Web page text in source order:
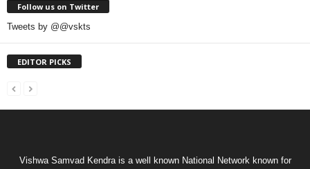
Follow us on Twitter
Tweets by @@vskts
EDITOR PICKS
Vishwa Samvad Kendra is a well known National Network known for